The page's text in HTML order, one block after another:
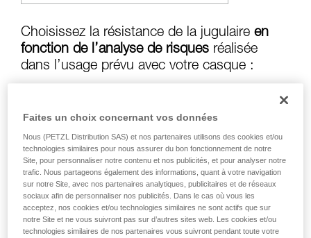
liées à votre activité. Il peut en exister d’autres
que nous ne décrivons pas ici.
Choisissez la résistance de la jugulaire en
fonction de l’analyse de risques réalisée
dans l’usage prévu avec votre casque :
Risque de perte en cas de chute :jugulaire
en position résistance supérieure à 50 kg
Risque d’étranglement en cas d’accrochage
du casque :jugulaire en position résistance
inférieure à25 kg
Faites un choix concernant vos données
Nous (PETZL Distribution SAS) et nos partenaires utilisons des cookies et/ou
technologies similaires pour nous assurer du bon fonctionnement de notre
Site, pour personnaliser notre contenu et nos publicités, et pour analyser notre
trafic. Nous partageons également des informations, quant à votre navigation
sur notre Site, avec nos partenaires analytiques, publicitaires et de réseaux
sociaux afin de personnaliser nos publicités. Dans le cas où vous les
acceptez, nos cookies et/ou technologies similaires ne sont actifs que sur
notre Site et ne vous suivront pas sur d’autres sites web. Les cookies et/ou
technologies similaires de nos partenaires vous suivront pendant toute votre